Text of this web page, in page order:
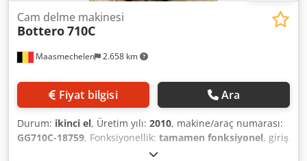
Maasmechelen 2.658 km
Cam delme makinesi
Bottero710C
Fiyat bilgisi Ara
Durum: ikinci el, Üretim yılı: 2010, makine/araç numarası:
GG710C-18759, Fonksiyonellik: tamamen fonksiyonel, giriş
, giriş akımı türü: